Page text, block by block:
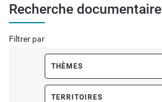
Recherche documentaire
Filtrer par
THÈMES
TERRITOIRES